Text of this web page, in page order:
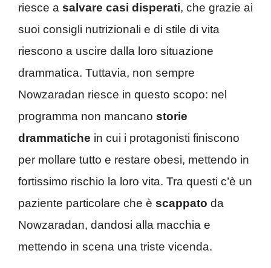
riesce a salvare casi disperati, che grazie ai
suoi consigli nutrizionali e di stile di vita
riescono a uscire dalla loro situazione
drammatica. Tuttavia, non sempre
Nowzaradan riesce in questo scopo: nel
programma non mancano storie
drammatiche in cui i protagonisti finiscono
per mollare tutto e restare obesi, mettendo in
fortissimo rischio la loro vita. Tra questi c’è un
paziente particolare che è scappato da
Nowzaradan, dandosi alla macchia e
mettendo in scena una triste vicenda.